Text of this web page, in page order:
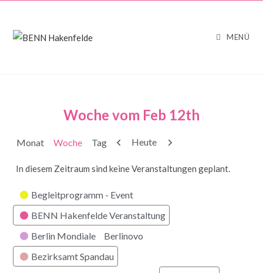
MENÜ
Woche vom Feb 12th
Monat Woche Tag Zurück
Heute Weiter
In diesem Zeitraum sind keine Veranstaltungen geplant.
Kategorien
Begleitprogramm - Event
BENN Hakenfelde Veranstaltung
Berlin Mondiale
Berlinovo
Bezirksamt Spandau